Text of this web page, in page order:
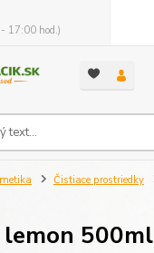
17:00 hod.)
Čistiace prostriedky
lemon 500ml